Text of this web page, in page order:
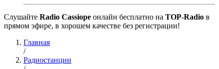
Cлушайте Radio Cassiope онлайн бесплатно на TOP-Radio в
прямом эфире, в хорошем качестве без регистрации!
Главная
/
Радиостанции